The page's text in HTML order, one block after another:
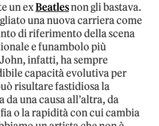
un exBeatlesnon gli bastava.
una nuova carriera come
di riferimento della scena
e funambolo più
infatti, ha sempre
capacità evolutiva per
risultare fastidiosa la
da una causa all’altra, da
o la rapidità con cui cambia